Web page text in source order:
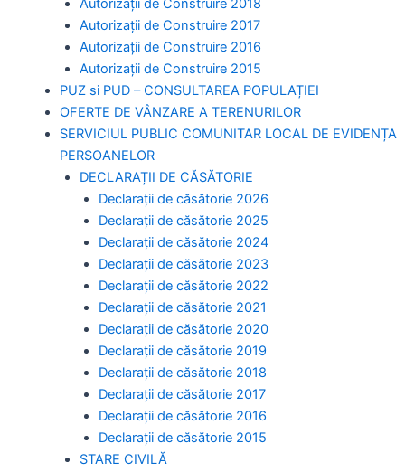
Autorizaţii de Construire 2018
Autorizaţii de Construire 2017
Autorizaţii de Construire 2016
Autorizaţii de Construire 2015
PUZ si PUD – CONSULTAREA POPULAȚIEI
OFERTE DE VÂNZARE A TERENURILOR
SERVICIUL PUBLIC COMUNITAR LOCAL DE EVIDENȚA
PERSOANELOR
DECLARAȚII DE CĂSĂTORIE
Declarații de căsătorie 2026
Declarații de căsătorie 2025
Declarații de căsătorie 2024
Declarații de căsătorie 2023
Declarații de căsătorie 2022
Declarații de căsătorie 2021
Declarații de căsătorie 2020
Declarații de căsătorie 2019
Declarații de căsătorie 2018
Declarații de căsătorie 2017
Declarații de căsătorie 2016
Declarații de căsătorie 2015
STARE CIVILĂ